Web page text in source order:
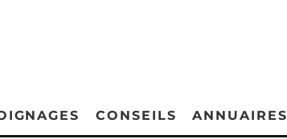
CONSEILS ANNUAIRES